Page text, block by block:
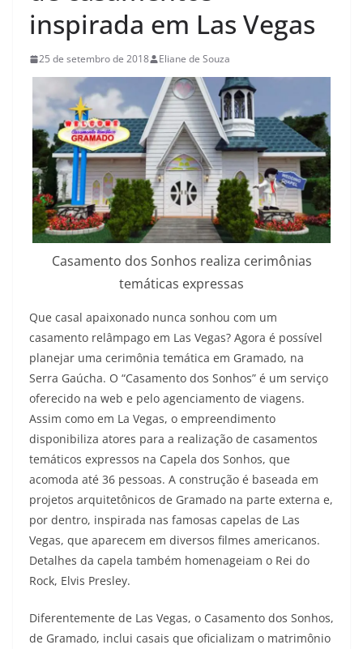
inspirada em Las Vegas
25 de setembro de 2018 Eliane de Souza
Casamento dos Sonhos realiza cerimônias
temáticas expressas
Que casal apaixonado nunca sonhou com um
casamento relâmpago em Las Vegas? Agora é possível
planejar uma cerimônia temática em Gramado, na
Serra Gaúcha. O “Casamento dos Sonhos” é um serviço
oferecido na web e pelo agenciamento de viagens.
Assim como em La Vegas, o empreendimento
disponibiliza atores para a realização de casamentos
temáticos expressos na Capela dos Sonhos, que
acomoda até 36 pessoas. A construção é baseada em
projetos arquitetônicos de Gramado na parte externa e,
por dentro, inspirada nas famosas capelas de Las
Vegas, que aparecem em diversos filmes americanos.
Detalhes da capela também homenageiam o Rei do
Rock, Elvis Presley.
Diferentemente de Las Vegas, o Casamento dos Sonhos,
de Gramado, inclui casais que oficializam o matrimônio